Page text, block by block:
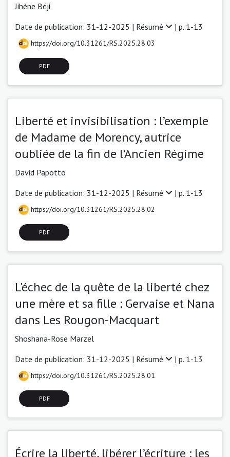
Jihène Béji
Date de publication: 31-12-2025 | Résumé | p. 1-13
https://doi.org/10.31261/RS.2025.28.03
PDF
Liberté et invisibilisation : l’exemple
de Madame de Morency, autrice
oubliée de la fin de l’Ancien Régime
David Papotto
Date de publication: 31-12-2025 | Résumé | p. 1-13
https://doi.org/10.31261/RS.2025.28.02
PDF
L'échec de la quête de la liberté chez
une mère et sa fille : Gervaise et Nana
dans Les Rougon-Macquart
Shoshana-Rose Marzel
Date de publication: 31-12-2025 | Résumé | p. 1-13
https://doi.org/10.31261/RS.2025.28.01
PDF
Écrire la liberté, libérer l’écriture : les